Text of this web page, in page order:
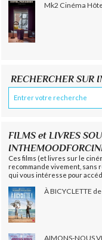
Mk2 Cinéma
RECHERCHER SUR
FILMS et LIVRES
Ces films (et livres sur le
recommande vivement, sans
qui vous intéresse pour
À BICYCLETTE
AIMONS-NOUS